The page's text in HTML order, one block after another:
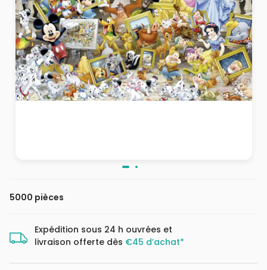
5000 pièces
Expédition sous 24 h ouvrées et
livraison offerte dès €45 d’achat*